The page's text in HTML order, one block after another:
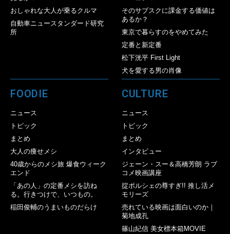
おしゃれな大人が乗るクルマ
自動車ニュースタンダード研究
所
そのサブスクに課金する価値は
あるか？
東京で暮らすのをやめてみた
定番と新定番
松下洸平 First Light
犬を愛する男の肖像
FOODIE
ニュース
トピック
まとめ
大人の痩せメシ
40歳からのメシ旅 爆食ウィーク
エンド
「あの人」の定番メシを訪ね
る。行きつけで、いつもの。
稲田俊輔のうまいものだらけ
CULTURE
ニュース
トピック
まとめ
インタビュー
ジェーン・スー＆高橋芳朗 ラブ
コメ映画講座
掟ポルシェの尊すぎ!! 推し活メ
モリーズ
売れている映画は面白いのか｜
菊地成孔
篠山紀信 美女標本箱MOVIE